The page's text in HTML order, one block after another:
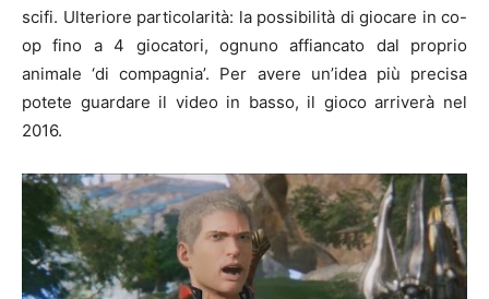
scifi. Ulteriore particolarità: la possibilità di giocare in co-
op fino a 4 giocatori, ognuno affiancato dal proprio
animale ‘di compagnia’. Per avere un’idea più precisa
potete guardare il video in basso, il gioco arriverà nel
2016.